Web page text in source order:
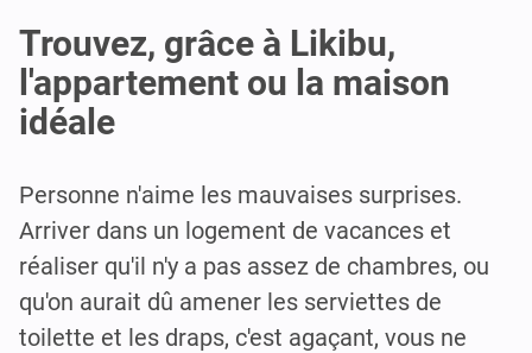
Trouvez, grâce à Likibu,
l'appartement ou la maison
idéale
Personne n'aime les mauvaises surprises.
Arriver dans un logement de vacances et
réaliser qu'il n'y a pas assez de chambres, ou
qu'on aurait dû amener les serviettes de
toilette et les draps, c'est agaçant, vous ne